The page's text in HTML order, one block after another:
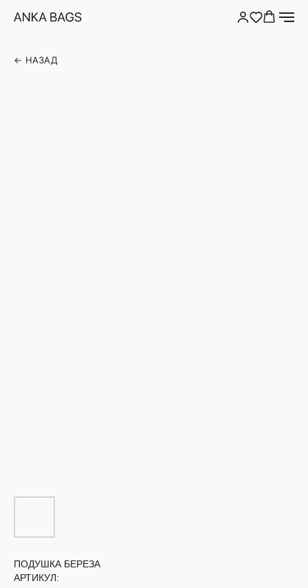
← НАЗАД
ПОДУШКА БЕРЕЗА
АРТИКУЛ: